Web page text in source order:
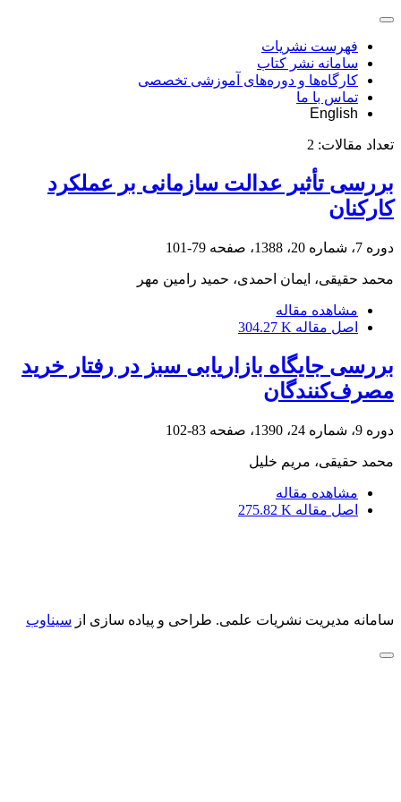
فهرست نشریات
سامانه نشر کتاب
کارگاه‌ها و دوره‌های آموزشی تخصصی
تماس با ما
English
تعداد مقالات: 2
بررسی تأثیر عدالت سازمانی بر عملکرد
کارکنان
دوره 7، شماره 20، 1388، صفحه 79-101
محمد حقیقی، ایمان احمدی، حمید رامین مهر
مشاهده مقاله
اصل مقاله 304.27 K
بررسی جایگاه بازاریابی سبز در رفتار خرید
مصرف‌کنندگان
دوره 9، شماره 24، 1390، صفحه 83-102
محمد حقیقی، مریم خلیل
مشاهده مقاله
اصل مقاله 275.82 K
سامانه مدیریت نشریات علمی. طراحی و پیاده سازی از سیناوب